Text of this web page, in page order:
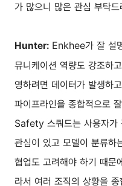
가 많으니 많은 관심 부탁드
Hunter: Enkhee가 잘 설
뮤니케이션 역량도 강조하
영하려면 데이터가 발생하
파이프라인을 종합적으로
Safety 스쿼드는 사용자가
관심이 있고 모델이 분류
협업도 고려해야 하기 때문
라서 여러 조직의 상황을